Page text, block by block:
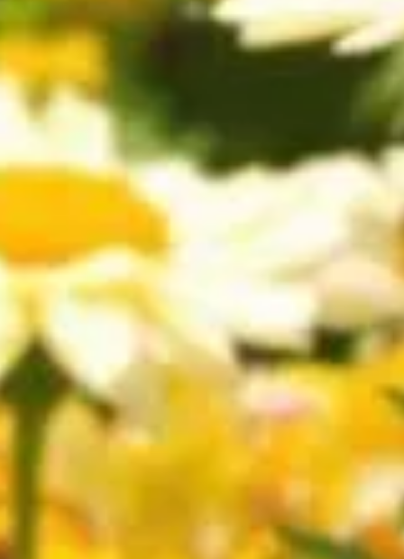
tableau vivant, éclatant de couleurs tout au long de
qui en fait un choix judicieux pour les amateurs de
par exemple, offrent des fleurs en pompons attrayants
heliopsis, souvent comparés à de petits tournesols, sont
parfaitement avec d'autres plantes, ajoutant hauteur
faibles besoins en arrosage. Enfin, les benoîtes, avec leurs
zones ensoleillées sont parfaites pour les heliopsis et
florales lors de l'achat, faute de quoi certaines plantes